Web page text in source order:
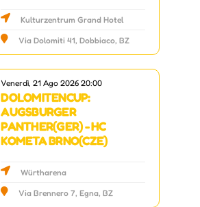
Kulturzentrum Grand Hotel
Via Dolomiti 41, Dobbiaco, BZ
Venerdì, 21 Ago 2026 20:00
DOLOMITENCUP:
AUGSBURGER
PANTHER(GER) - HC
KOMETA BRNO(CZE)
Würtharena
Via Brennero 7, Egna, BZ